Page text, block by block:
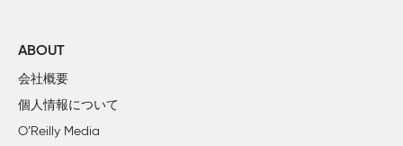
レックス・ブラック（Rex Black）
    誰に対するテストなのか？
    外面的な美しさとは？
    内面的な美しさとは？
ABOUT
会社概要
個人情報について
O’Reilly Media